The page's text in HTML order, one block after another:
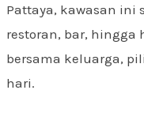
Pattaya, kawasan ini
restoran, bar,
bersama keluarga,
hari.